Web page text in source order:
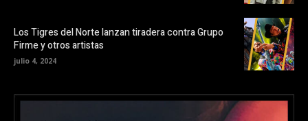
Los Tigres del Norte lanzan tiradera contra Grupo
Firme y otros artistas
julio 4, 2024